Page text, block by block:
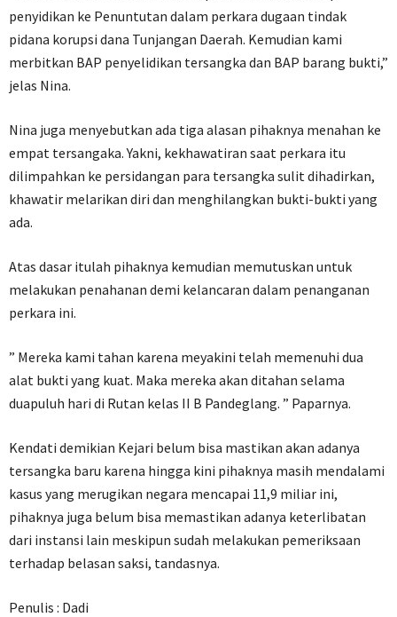
penyidikan ke Penuntutan dalam perkara dugaan tindak
pidana korupsi dana Tunjangan Daerah. Kemudian kami
merbitkan BAP penyelidikan tersangka dan BAP barang bukti,”
jelas Nina.
Nina juga menyebutkan ada tiga alasan pihaknya menahan ke
empat tersangaka. Yakni, kekhawatiran saat perkara itu
dilimpahkan ke persidangan para tersangka sulit dihadirkan,
khawatir melarikan diri dan menghilangkan bukti-bukti yang
ada.
Atas dasar itulah pihaknya kemudian memutuskan untuk
melakukan penahanan demi kelancaran dalam penanganan
perkara ini.
” Mereka kami tahan karena meyakini telah memenuhi dua
alat bukti yang kuat. Maka mereka akan ditahan selama
duapuluh hari di Rutan kelas II B Pandeglang. ” Paparnya.
Kendati demikian Kejari belum bisa mastikan akan adanya
tersangka baru karena hingga kini pihaknya masih mendalami
kasus yang merugikan negara mencapai 11,9 miliar ini,
pihaknya juga belum bisa memastikan adanya keterlibatan
dari instansi lain meskipun sudah melakukan pemeriksaan
terhadap belasan saksi, tandasnya.
Penulis : Dadi